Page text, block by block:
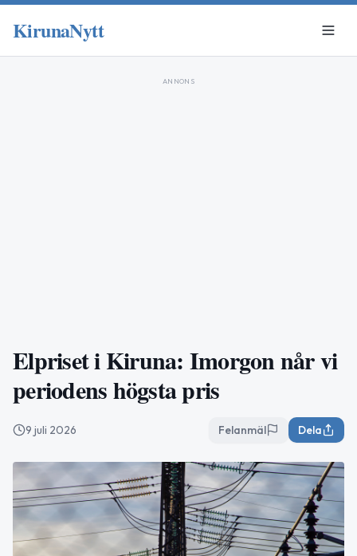
KirunaNytt
ANNONS
Elpriset i Kiruna: Imorgon når vi
periodens högsta pris
9 juli 2026 Felanmäl Dela